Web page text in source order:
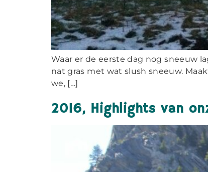
Waar er de eerste dag nog sneeuw
nat gras met wat slush sneeuw.
we, […]
2016, Highlights van